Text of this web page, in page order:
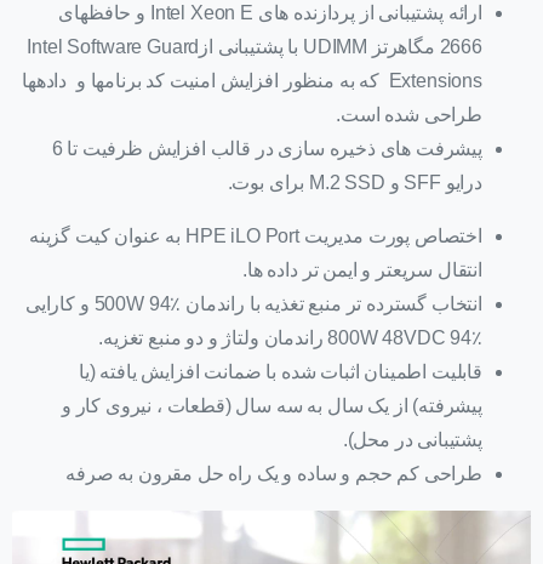
ارائه پشتیبانی از پردازنده های Intel Xeon E و حافظهای
2666 مگاهرتز UDIMM با پشتیبانی ازIntel Software Guard
Extensions که به منظور افزایش امنیت کد برنامها و دادهها
طراحی شده است.
پیشرفت های ذخیره سازی در قالب افزایش ظرفیت تا 6
درایو SFF و M.2 SSD برای بوت.
اختصاص پورت مدیریت HPE iLO Port به عنوان کیت گزینه
انتقال سریعتر و ایمن تر داده ها.
انتخاب گسترده تر منبع تغذیه با راندمان 500W 94٪ و کارایی
800W 48VDC 94٪ راندمان ولتاژ و دو منبع تغزیه.
قابلیت اطمینان اثبات شده با ضمانت افزایش یافته (یا
پیشرفته) از یک سال به سه سال (قطعات ، نیروی کار و
پشتیبانی در محل).
طراحی کم حجم و ساده و یک راه حل مقرون به صرفه